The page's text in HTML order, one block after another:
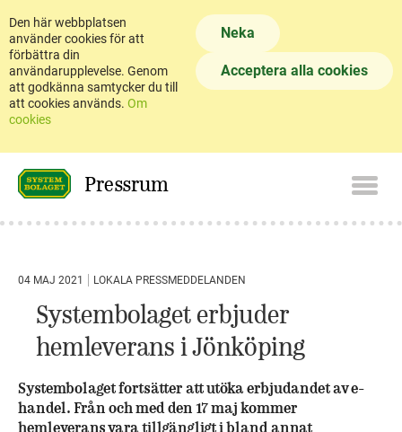
Den här webbplatsen
använder cookies för att
förbättra din
användarupplevelse. Genom
att godkänna samtycker du till
att cookies används. Om
cookies
Neka
Acceptera alla cookies
Pressrum
04 MAJ 2021 LOKALA PRESSMEDDELANDEN
Systembolaget erbjuder
hemleverans i Jönköping
Systembolaget fortsätter att utöka erbjudandet av e-
handel. Från och med den 17 maj kommer
hemleverans vara tillgängligt i bland annat